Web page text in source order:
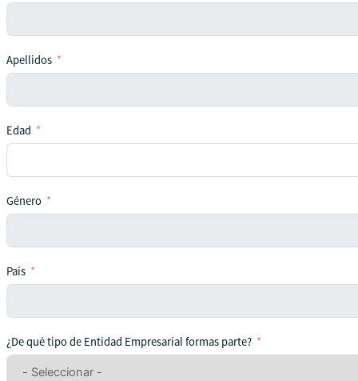
Apellidos
Edad
Género
País
¿De qué tipo de Entidad Empresarial formas parte?